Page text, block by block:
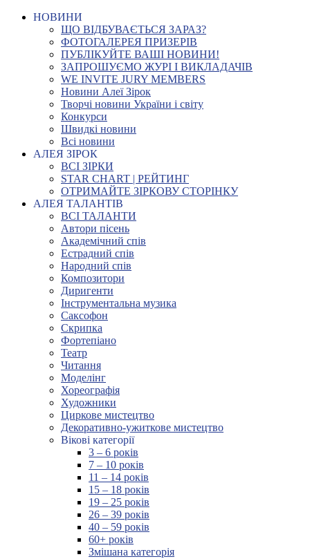
НОВИНИ
ЩО ВІДБУВАЄТЬСЯ ЗАРАЗ?
ФОТОГАЛЕРЕЯ ПРИЗЕРІВ
ПУБЛІКУЙТЕ ВАШІ НОВИНИ!
ЗАПРОШУЄМО ЖУРІ І ВИКЛАДАЧІВ
WE INVITE JURY MEMBERS
Новини Алеї Зірок
Творчі новини України і світу
Конкурси
Швидкі новини
Всі новини
АЛЕЯ ЗІРОК
ВСІ ЗІРКИ
STAR CHART | РЕЙТИНГ
ОТРИМАЙТЕ ЗІРКОВУ СТОРІНКУ
АЛЕЯ ТАЛАНТІВ
ВСІ ТАЛАНТИ
Автори пісень
Академічний спів
Естрадний спів
Народний спів
Композитори
Диригенти
Інструментальна музика
Саксофон
Скрипка
Фортепіано
Театр
Читання
Моделінг
Хореографія
Художники
Циркове мистецтво
Декоративно-ужиткове мистецтво
Вікові категорії
3 – 6 років
7 – 10 років
11 – 14 років
15 – 18 років
19 – 25 років
26 – 39 років
40 – 59 років
60+ років
Змішана категорія